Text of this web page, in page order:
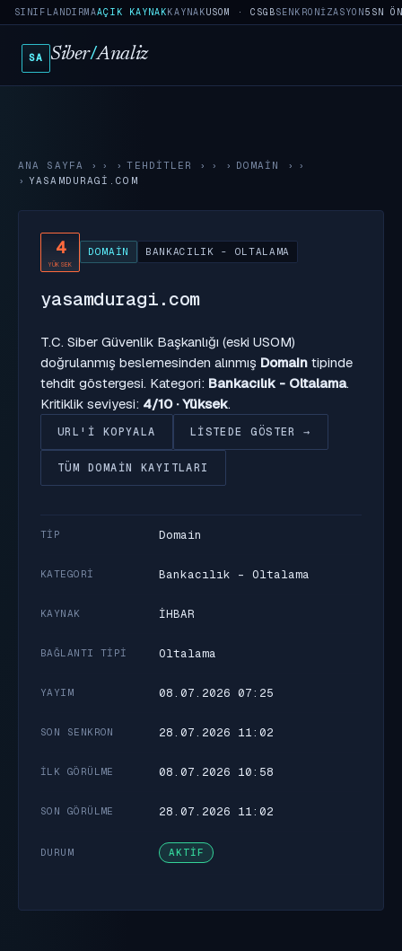
SINIFLANDIRMAAÇIK KAYNAKKAYNAKUSOM · CSGBSENKRONIZASYON5SN
SA Siber/Analiz
ANA SAYFA › TEHDITLER › DOMAIN
›
YASAMDURAGI.COM
4
YÜKSEK
DOMAIN BANKACILIK - OLTALAMA
yasamduragi.com
T.C. Siber Güvenlik Başkanlığı (eski USOM)
doğrulanmış beslemesinden alınmış Domain tipinde
tehdit göstergesi. Kategori: Bankacılık - Oltalama.
Kritiklik seviyesi: 4/10 · Yüksek.
URL'I KOPYALA LISTEDE GÖSTER →
TÜM DOMAIN KAYITLARI
TIP Domain
KATEGORI Bankacılık - Oltalama
KAYNAK İHBAR
BAĞLANTI TIPI Oltalama
YAYIM 08.07.2026 07:25
SON SENKRON 28.07.2026 11:02
İLK GÖRÜLME 08.07.2026 10:58
SON GÖRÜLME 28.07.2026 11:02
DURUM AKTIF